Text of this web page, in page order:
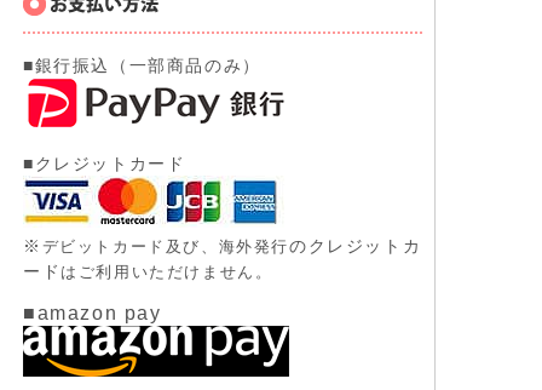
■銀行振込（一部商品のみ）
■クレジットカード
※ デビットカード及び、 海外発行のクレジットカ
ード はご利用いただけません。
■amazon pay